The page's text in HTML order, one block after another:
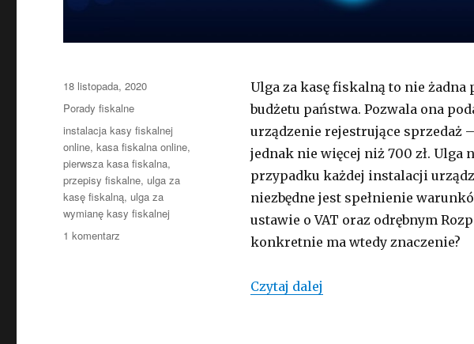
Ulga za kasę fiskalną to nie żadna
budżetu państwa. Pozwala ona
urządzenie rejestrujące sprzedaż
jednak nie więcej niż 700 zł. Ulga
przypadku każdej instalacji
niezbędne jest spełnienie
ustawie o VAT oraz odrębnym
konkretnie ma wtedy znaczenie?
Czytaj dalej
Opublikowano
18 listopada, 2020
Kategorie
Porady fiskalne
Tagi
instalacja kasy fiskalnej
online,kasa fiskalna online,
pierwsza kasa fiskalna,
przepisy fiskalne, ulga za
kasę fiskalną, ulga za
wymianę kasy fiskalnej
1 komentarz